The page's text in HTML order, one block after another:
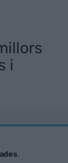
i
.